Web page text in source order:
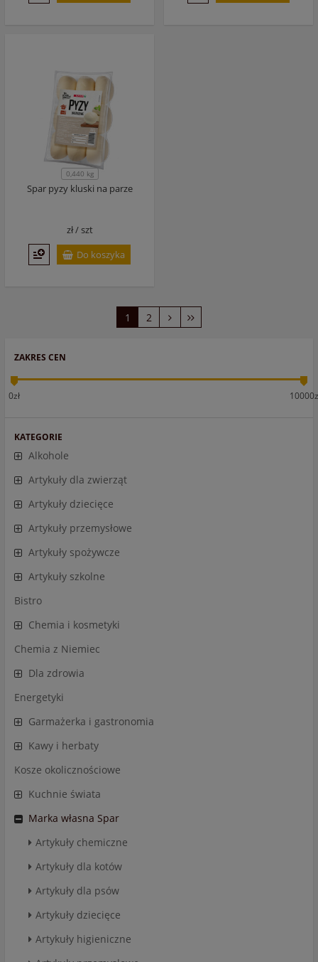
ZAKRES CEN
0zł
KATEGORIE
Alkohole
Artykuły dla zwierząt
Artykuły dziecięce
Artykuły przemysłowe
Artykuły spożywcze
Artykuły szkolne
Bistro
Chemia i kosmetyki
Chemia z Niemiec
Dla zdrowia
Energetyki
Garmażerka i gastronomia
Kawy i herbaty
Kosze okolicznościowe
Kuchnie świata
Marka własna Spar
Artykuły chemiczne
Artykuły dla kotów
Artykuły dla psów
Artykuły dziecięce
Artykuły higieniczne
0,440 kg
Spar pyzy kluski na parze
zł /szt
Do koszyka
1 2